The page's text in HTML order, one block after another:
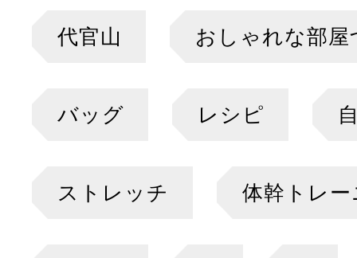
代官山 おしゃれな部屋
バッグ レシピ
ストレッチ 体幹トレ